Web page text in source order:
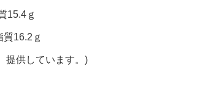
15.4ｇ
16.2ｇ
提供しています。)